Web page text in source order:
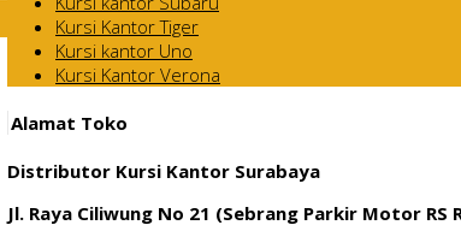
Kursi Kantor Tiger
Kursi kantor Uno
Kursi Kantor Verona
Alamat Toko
Distributor Kursi Kantor Surabaya
Jl. Raya Ciliwung No 21 (Sebrang Parkir Motor